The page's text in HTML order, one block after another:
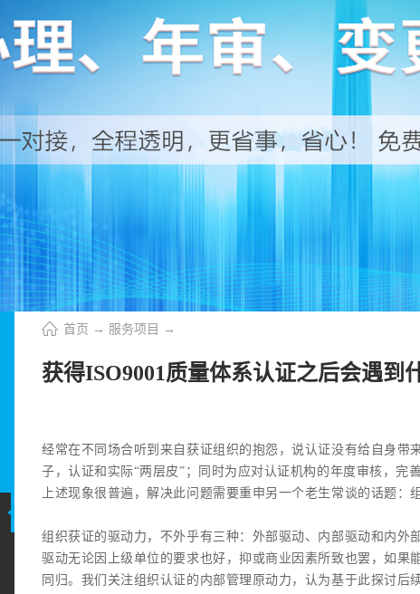
首页 → 服务项目 →
获得ISO9001质量体系认证之后会遇到
经常在不同场合听到来自获证组织的抱怨，说认证没有给自身
子，认证和实际“两层皮”；同时为应对认证机构的年度审核，完
上述现象很普遍，解决此问题需要重申另一个老生常谈的话题：
组织获证的驱动力，不外乎有三种：外部驱动、内部驱动和内
驱动无论因上级单位的要求也好，抑或商业因素所致也罢，如果
同归。我们关注组织认证的内部管理原动力，认为基于此探讨后